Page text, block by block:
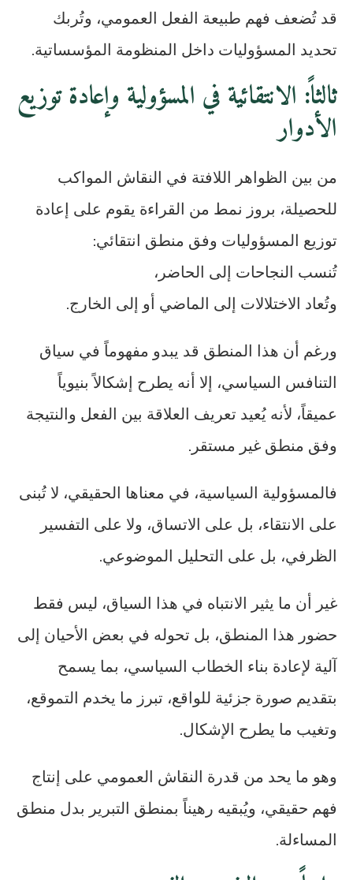
قد تُضعف فهم طبيعة الفعل العمومي، وتُربك
تحديد المسؤوليات داخل المنظومة المؤسساتية.
ثالثاً: الانتقائية في المسؤولية وإعادة توزيع
الأدوار
من بين الظواهر اللافتة في النقاش المواكب
للحصيلة، بروز نمط من القراءة يقوم على إعادة
توزيع المسؤوليات وفق منطق انتقائي:
تُنسب النجاحات إلى الحاضر،
وتُعاد الاختلالات إلى الماضي أو إلى الخارج.
ورغم أن هذا المنطق قد يبدو مفهوماً في سياق
التنافس السياسي، إلا أنه يطرح إشكالاً بنيوياً
عميقاً، لأنه يُعيد تعريف العلاقة بين الفعل والنتيجة
وفق منطق غير مستقر.
فالمسؤولية السياسية، في معناها الحقيقي، لا تُبنى
على الانتقاء، بل على الاتساق، ولا على التفسير
الظرفي، بل على التحليل الموضوعي.
غير أن ما يثير الانتباه في هذا السياق، ليس فقط
حضور هذا المنطق، بل تحوله في بعض الأحيان إلى
آلية لإعادة بناء الخطاب السياسي، بما يسمح
بتقديم صورة جزئية للواقع، تبرز ما يخدم التموقع،
وتغيب ما يطرح الإشكال.
وهو ما يحد من قدرة النقاش العمومي على إنتاج
فهم حقيقي، ويُبقيه رهيناً بمنطق التبرير بدل منطق
المساءلة.